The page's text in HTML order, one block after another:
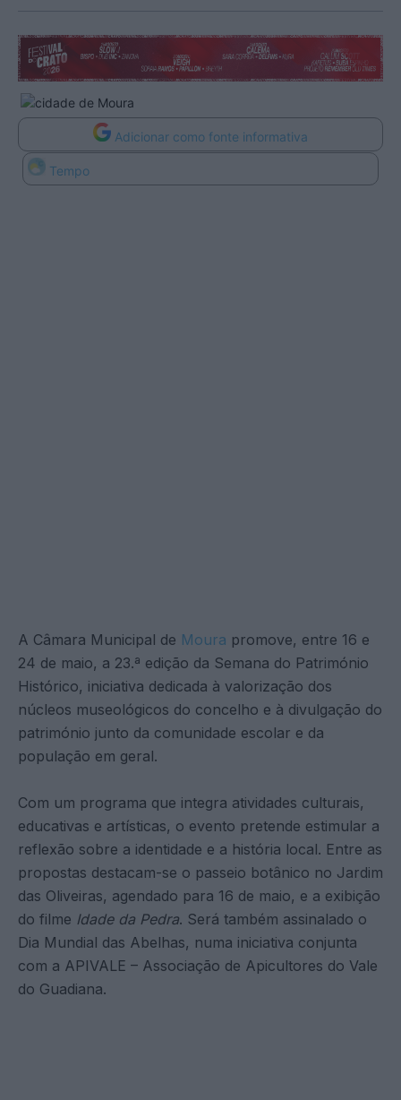
Adicionar como fonte informativa
Tempo
A Câmara Municipal de Moura promove, entre 16 e
24 de maio, a 23.ª edição da Semana do Património
Histórico, iniciativa dedicada à valorização dos
núcleos museológicos do concelho e à divulgação do
património junto da comunidade escolar e da
população em geral.
Com um programa que integra atividades culturais,
educativas e artísticas, o evento pretende estimular a
reflexão sobre a identidade e a história local. Entre as
propostas destacam-se o passeio botânico no Jardim
das Oliveiras, agendado para 16 de maio, e a exibição
do filme Idade da Pedra. Será também assinalado o
Dia Mundial das Abelhas, numa iniciativa conjunta
com a APIVALE – Associação de Apicultores do Vale
do Guadiana.